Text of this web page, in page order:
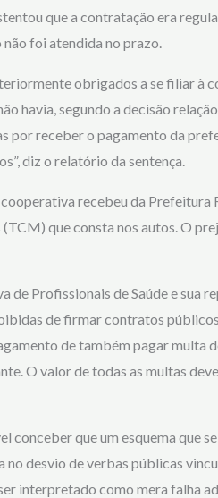
que a contratação era
foi atendida no prazo.
obrigados a se filiar à
havia, segundo a decisão
por receber o pagamento da
diz o relatório da sentença.
recebeu da
que consta nos autos. O
de Profissionais de Saúde e sua
de firmar contratos
de também pagar multa
O valor de todas as multas
conceber que um esquema que
no desvio de verbas públicas
interpretado como mera falha